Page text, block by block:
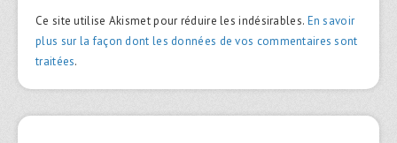
Ce site utilise Akismet pour réduire les indésirables. En savoir
plus sur la façon dont les données de vos commentaires sont
traitées.